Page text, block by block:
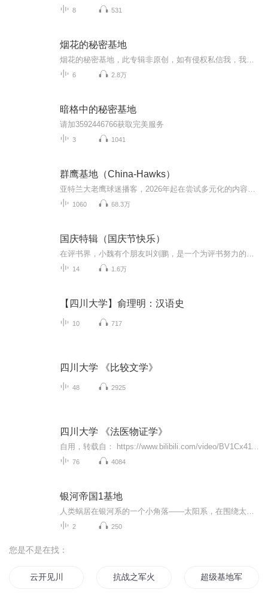
8 531
烟花的秘密基地
6 2.8万
暗格中的秘密基地
请加3592446766获取完美服务
3 1041
群鹰基地（China-Hawks）
1060 68.3万
国庆特辑（国庆节快乐）
14 1.6万
【四川大学】俞理明：汉语史
10 717
四川大学 《比较文学》
48 2925
四川大学 《法医物证学》
76 4084
银河帝国1基地
2 250
您是不是在找：
云开见川 抗战之军火基地 超级基地军火商